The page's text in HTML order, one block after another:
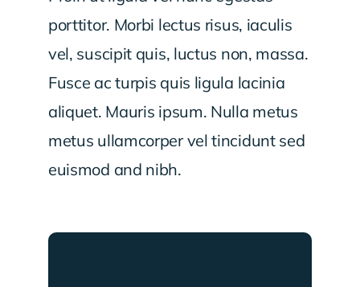
porttitor. Morbi lectus risus, iaculis
vel, suscipit quis, luctus non, massa.
Fusce ac turpis quis ligula lacinia
aliquet. Mauris ipsum. Nulla metus
metus ullamcorper vel tincidunt sed
euismod and nibh.